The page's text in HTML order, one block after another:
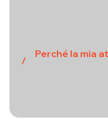
Perché la mia